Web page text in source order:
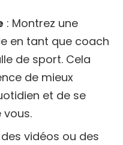
: Montrez une
en tant que coach
de sport. Cela
de mieux
et de se
vous.
vidéos ou des